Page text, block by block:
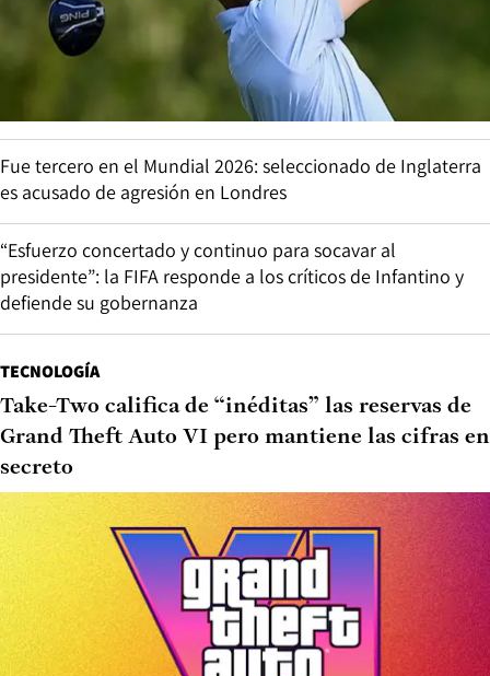
Fue tercero en el Mundial 2026: seleccionado de Inglaterra
es acusado de agresión en Londres
“Esfuerzo concertado y continuo para socavar al
presidente”: la FIFA responde a los críticos de Infantino y
defiende su gobernanza
TECNOLOGÍA
Take-Two califica de “inéditas” las reservas de
Grand Theft Auto VI pero mantiene las cifras en
secreto